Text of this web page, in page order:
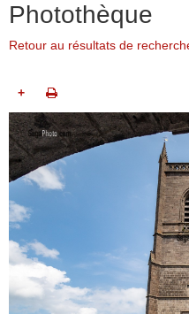
Photothèque
Retour au résultats de
+